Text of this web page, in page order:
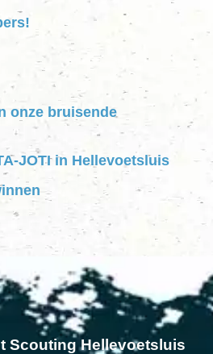
onze bruisende
JOTI in Hellevoetsluis
Scouting Hellevoetsluis